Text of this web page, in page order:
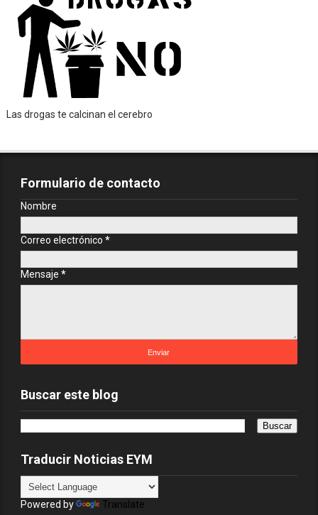
Las drogas te calcinan el cerebro
Formulario de contacto
Nombre
Correo electrónico *
Mensaje *
Buscar este blog
Traducir Noticias EYM
Powered by Translate